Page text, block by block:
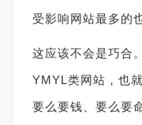
受影响网站最多的
这应该不会是巧合
YMYL类网站，也
要么要钱、要么要